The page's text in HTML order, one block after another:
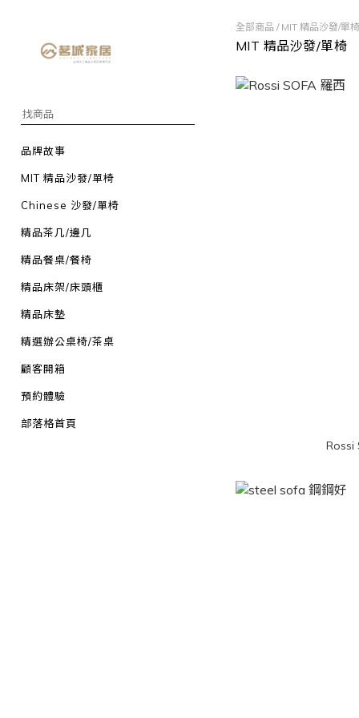
品牌故事
MIT 精品沙發/單椅
Chinese 沙發/單椅
精品茶几/邊几
精品餐桌/餐椅
精品床架/床頭櫃
精品床墊
精選辦公桌椅/茶桌
顧客開箱
預約體驗
部落格首頁
全部商品 / MIT 精品沙發/單椅
MIT 精品沙發/單椅
Rossi